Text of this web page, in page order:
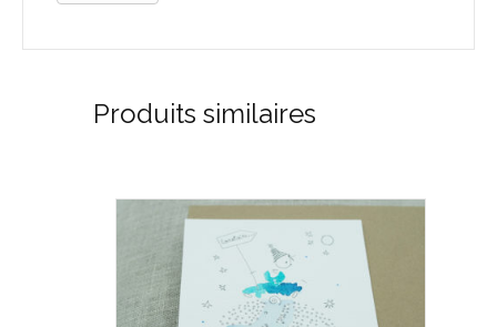
Produits similaires